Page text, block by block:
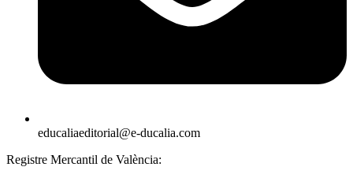
educaliaeditorial@e-ducalia.com
Registre Mercantil de València: